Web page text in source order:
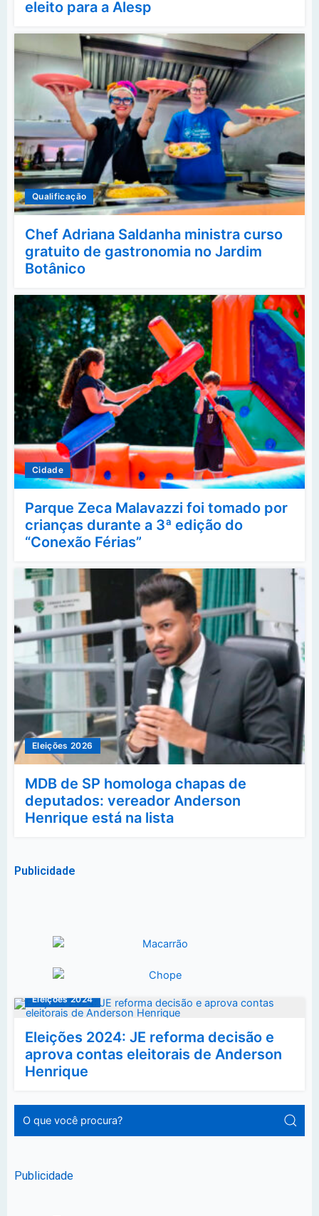
eleito para a Alesp
Qualificação
Chef Adriana Saldanha ministra curso
gratuito de gastronomia no Jardim
Botânico
Cidade
Parque Zeca Malavazzi foi tomado por
crianças durante a 3ª edição do
“Conexão Férias”
Eleições 2026
MDB de SP homologa chapas de
deputados: vereador Anderson
Henrique está na lista
Publicidade
Eleições 2024
Eleições 2024: JE reforma decisão e
aprova contas eleitorais de Anderson
Henrique
Publicidade